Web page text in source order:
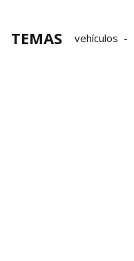
TEMAS vehículos